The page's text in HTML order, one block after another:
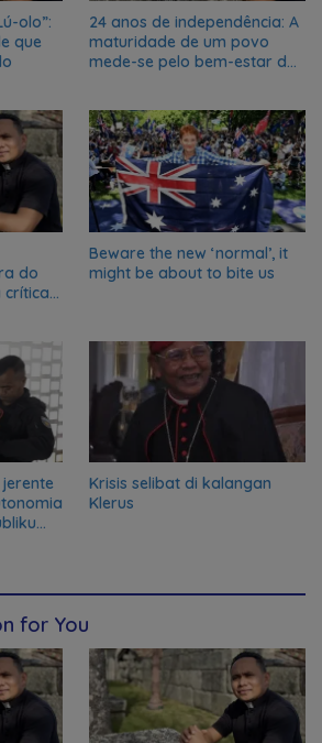
olo”:
que
24 anos de independência: A
maturidade de um povo
mede-se pelo bem-estar dos
do
crítica
Beware the new ‘normal’, it
might be about to bite us
Krisis selibat di kalangan
Klerus
for You